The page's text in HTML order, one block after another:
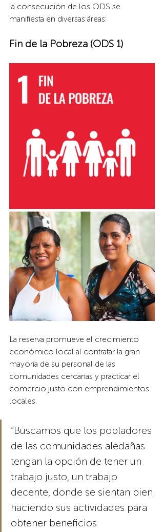
la consecución de los ODS se
manifiesta en diversas áreas:
Fin de la Pobreza (ODS 1)
La reserva promueve el crecimiento
económico local al contratar la gran
mayoría de su personal de las
comunidades cercanas y practicar el
comercio justo con emprendimientos
locales.
“Buscamos que los pobladores
de las comunidades aledañas
tengan la opción de tener un
trabajo justo, un trabajo
decente, donde se sientan bien
haciendo sus actividades para
obtener beneficios